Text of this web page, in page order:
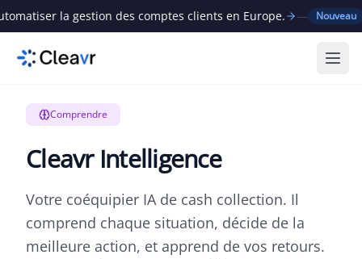
la gestion des comptes clients en Europe. — Nouveau
Comprendre
Cleavr Intelligence
Votre coéquipier IA de cash collection. Il
comprend chaque situation, décide de la
meilleure action, et apprend de vos retours.